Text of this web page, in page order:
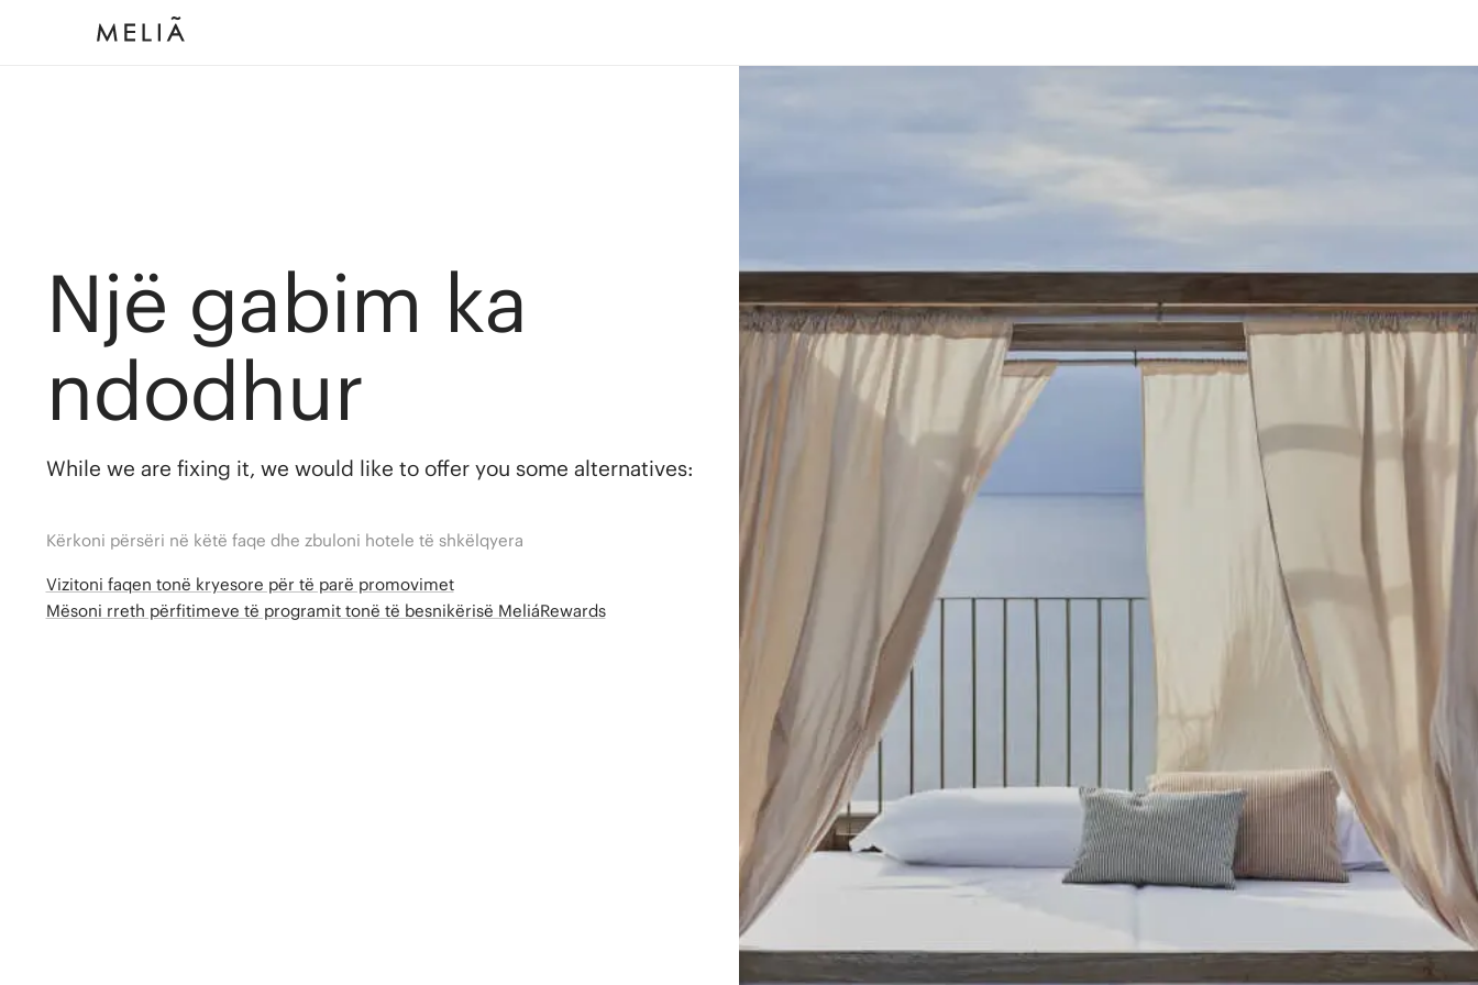
Një gabim ka
ndodhur
While we are fixing it, we would like to offer you some alternatives:
Kërkoni përsëri në këtë faqe dhe zbuloni hotele të shkëlqyera
Vizitoni faqen tonë kryesore për të parë promovimet
Mësoni rreth përfitimeve të programit tonë të besnikërisë MeliáRewards